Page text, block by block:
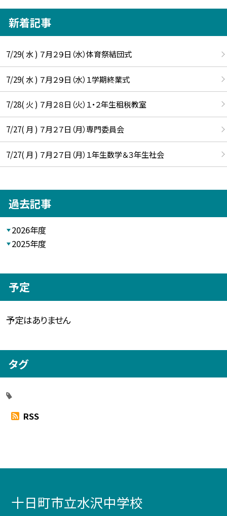
新着記事
7/29( 水 ) ７月２９日（水）体育祭結団式
7/29( 水 ) ７月２９日（水）１学期終業式
7/28( 火 ) ７月２８日（火）１・２年生租税教室
7/27( 月 ) ７月２７日（月）専門委員会
7/27( 月 ) ７月２７日（月）１年生数学＆３年生社会
過去記事
2026年度
2025年度
予定
予定はありません
タグ
RSS
十日町市立水沢中学校